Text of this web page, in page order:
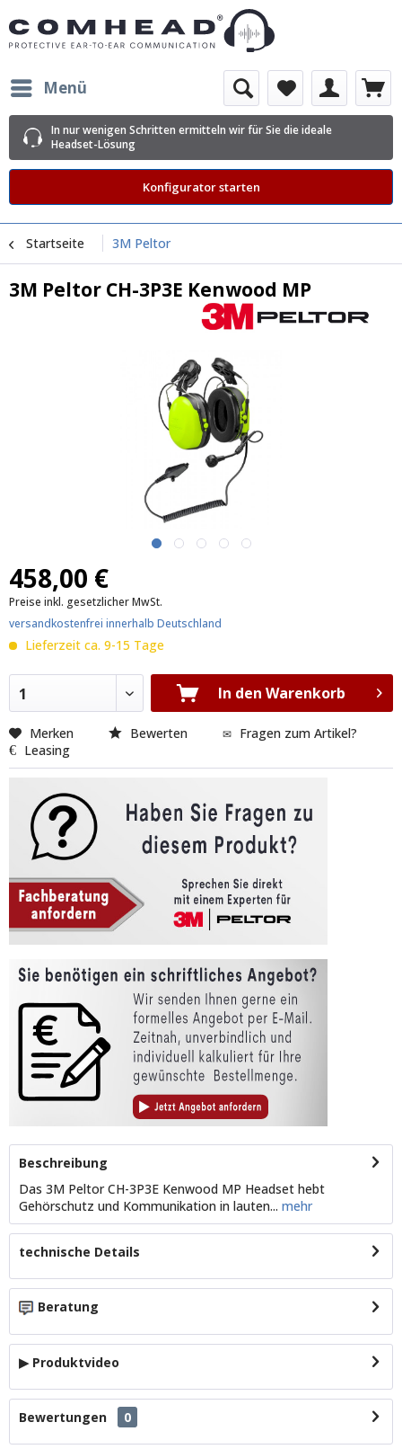
Menü
In nur wenigen Schritten ermitteln wir für Sie die ideale
Headset-Lösung
Konfigurator starten
Startseite 3M Peltor
3M Peltor CH-3P3E Kenwood MP
458,00 €
Preise inkl. gesetzlicher MwSt.
versandkostenfrei innerhalb Deutschland
Lieferzeit ca. 9-15 Tage
1 In den Warenkorb
Merken Bewerten
Fragen zum Artikel?
Leasing
Beschreibung
Das 3M Peltor CH-3P3E Kenwood MP Headset hebt
Gehörschutz und Kommunikation in lauten... mehr
technische Details
Beratung
▶ Produktvideo
Bewertungen 0